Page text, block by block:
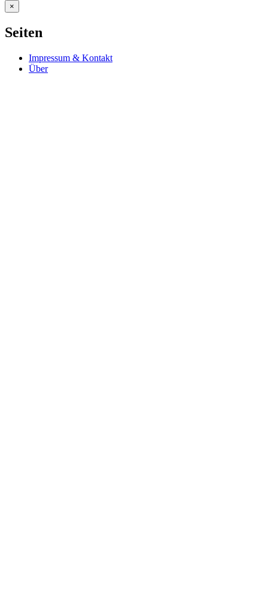
×
Seiten
Impressum & Kontakt
Über